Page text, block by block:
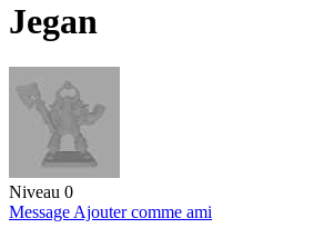
Jegan
Niveau 0
Message Ajouter comme ami